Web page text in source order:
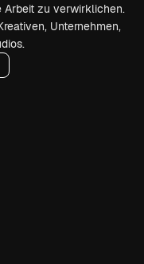
Arbeit zu verwirklichen.
Unternehmen,